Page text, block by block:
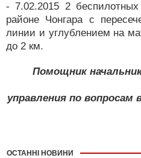
- 7.02.2015 2
районе Чонгара с
линии и углублением на
до 2 км.
Помощник
управления по
ОСТАННІ НОВИНИ